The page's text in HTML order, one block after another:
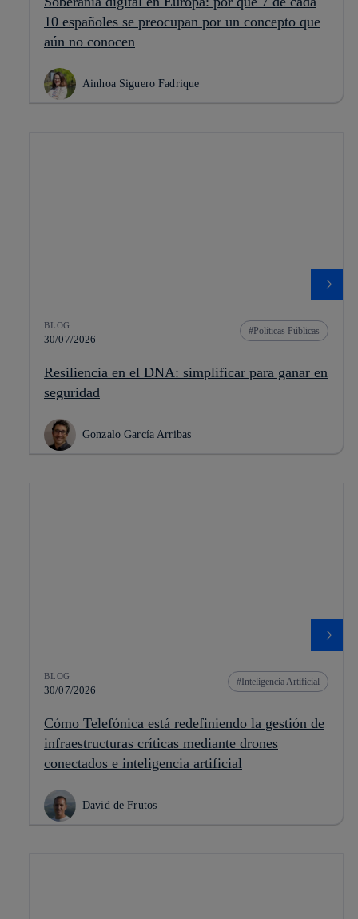
10 españoles se preocupan por un concepto que
aún no conocen
Ainhoa Siguero Fadrique
BLOG
30/07/2026
Políticas Públicas
Resiliencia en el DNA: simplificar para ganar en
seguridad
Gonzalo García Arribas
BLOG
30/07/2026
Inteligencia Artificial
Cómo Telefónica está redefiniendo la gestión de
infraestructuras críticas mediante drones
conectados e inteligencia artificial
David de Frutos